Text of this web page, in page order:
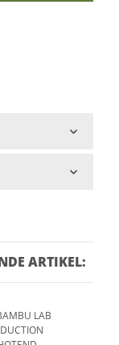
ARTIKEL: